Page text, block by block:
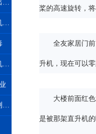
江西航空学院与飞机之家直升机出租合作参加人社部第44届世界技能大赛
山西忻州繁峙太行山脉出动直升机禁毒
内蒙男子借2000多公里来的直升机520向女友求婚
飞机之家顺利完成浙江直升机航测作业
桨的高速旋转，
全友家居门
升机，现在可以
大楼前面红
是被那架直升机